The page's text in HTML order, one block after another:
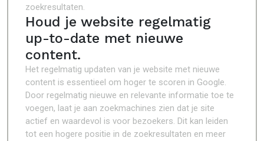
zoekresultaten.
Houd je website regelmatig
up-to-date met nieuwe
content.
Het regelmatig updaten van je website met nieuwe
content is essentieel om hoger te scoren in Google.
Door regelmatig nieuwe en relevante informatie toe te
voegen, laat je aan zoekmachines zien dat je site
actief en waardevol is voor bezoekers. Dit kan leiden
tot een hogere positie in de zoekresultaten en meer